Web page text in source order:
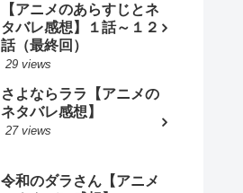
【アニメのあらすじとネ
タバレ感想】１話～１２
話（最終回）
29 views
さよならララ【アニメの
ネタバレ感想】
27 views
令和のダラさん【アニメ